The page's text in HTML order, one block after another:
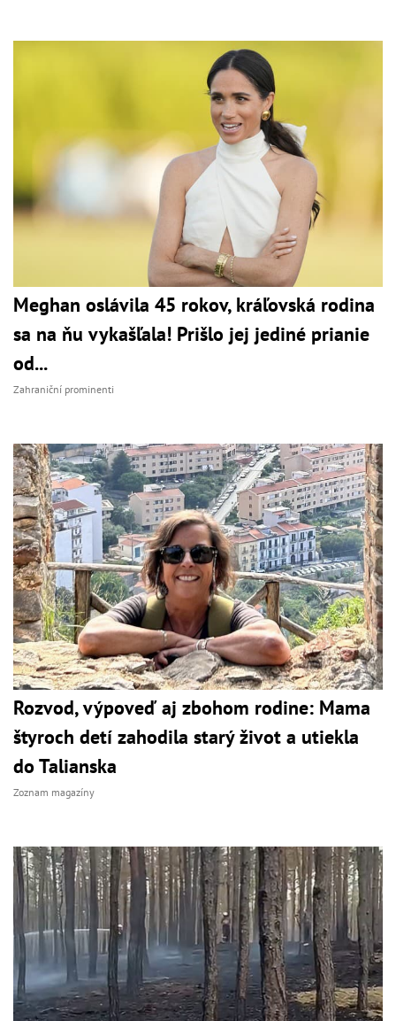
Meghan oslávila 45 rokov, kráľovská rodina
sa na ňu vykašľala! Prišlo jej jediné prianie
od...
Zahraniční prominenti
Rozvod, výpoveď aj zbohom rodine: Mama
štyroch detí zahodila starý život a utiekla
do Talianska
Zoznam magazíny